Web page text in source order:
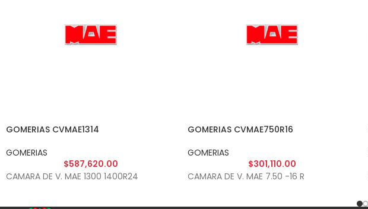
GOMERIAS CVMAE1314
GOMERIAS
$587,620.00
CAMARA DE V. MAE 1300 1400R24
GOMERIAS CVMAE750R16
GOMERIAS
$301,110.00
CAMARA DE V. MAE 7.50 -16 R